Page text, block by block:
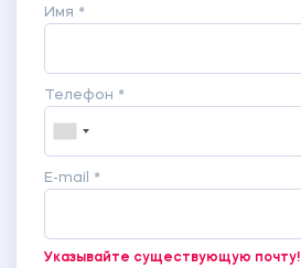
Имя *
Телефон *
E-mail *
Указывайте существующую почту!